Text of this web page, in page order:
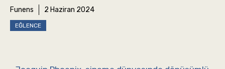
Funens 2 Haziran 2024
EĞLENCE